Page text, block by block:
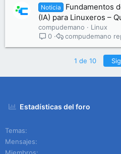
Noticia
Fundamentos
(IA) para Linuxeros –
compudemano
Linux
0
compudemano
1 de 10
Estadísticas del foro
Temas
Mensajes